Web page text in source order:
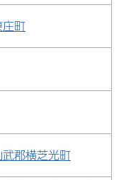
町
武郡横芝光町